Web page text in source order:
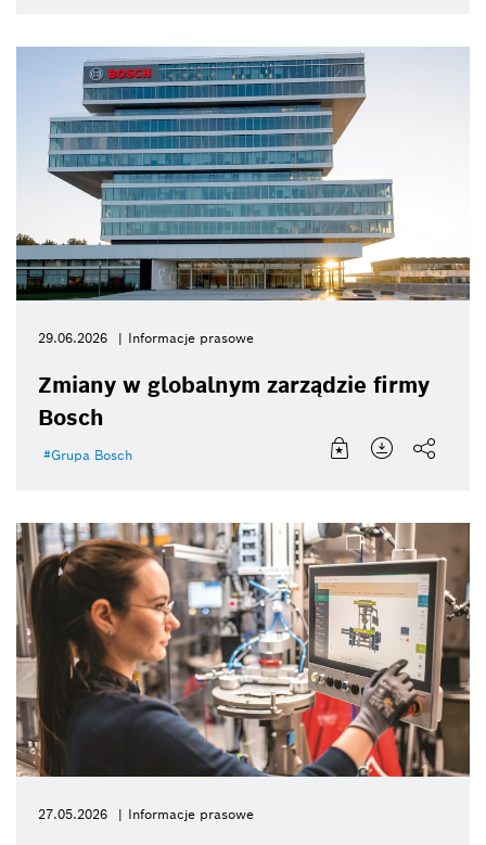
29.06.2026 Informacje prasowe
Zmiany w globalnym zarządzie firmy
Bosch
Grupa Bosch
27.05.2026 Informacje prasowe